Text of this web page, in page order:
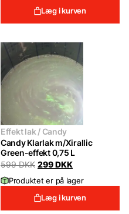
Læg i kurven
Effekt lak / Candy
Candy Klarlak m/Xirallic
Green-effekt 0,75 L
599DKK Original
was:
299DKKCurrent
is:
Produktet er på lager
Læg i kurven